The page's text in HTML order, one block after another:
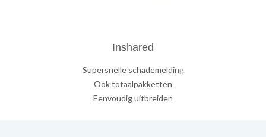
Inshared
Supersnelle schademelding
Ook totaalpakketten
Eenvoudig uitbreiden